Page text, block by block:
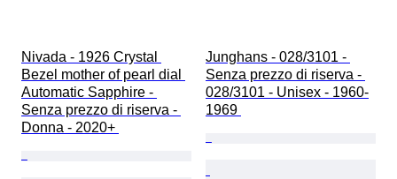
Nivada - 1926 Crystal
Bezel mother of pearl dial
Automatic Sapphire -
Senza prezzo di riserva -
Donna - 2020+
Junghans - 028/3101 -
Senza prezzo di riserva -
028/3101 - Unisex - 1960-
1969